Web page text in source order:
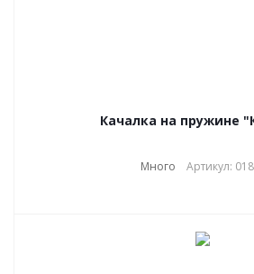
Качалка на пружине
Много Артикул: